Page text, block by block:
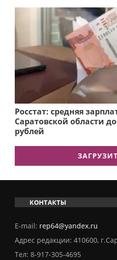
Росстат: средняя
Саратовской области
рублей
КОНТАКТЫ
E-mail: rep64@yandex.ru
Адрес редакции: 410600,
Тел: 8-917-305-4695